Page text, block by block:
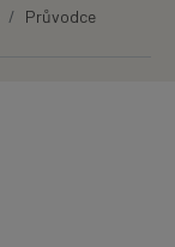
Průvodce